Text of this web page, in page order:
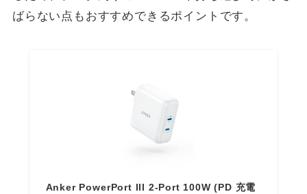
ばらない点もおすすめできるポイントです。
Anker PowerPort III 2-Port 100W (PD 充電